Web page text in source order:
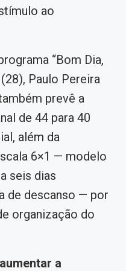
ao
“Bom Dia,
Paulo Pereira
prevê a
de 44 para 40
além da
6×1 — modelo
seis dias
de descanso — por
organização do
a